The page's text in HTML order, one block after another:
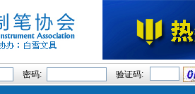
密码: 验证码: